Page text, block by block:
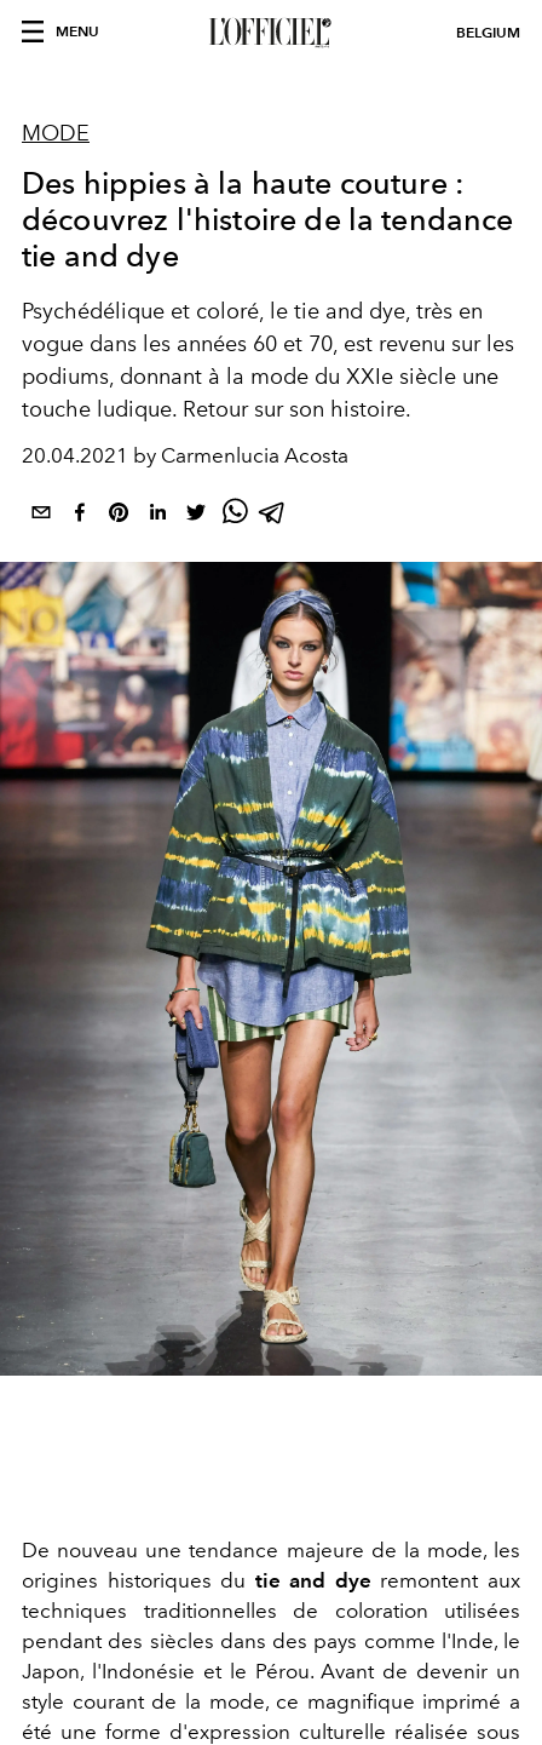
MENU BELGIUM
MODE
Des hippies à la haute couture :
découvrez l'histoire de la tendance
tie and dye
Psychédélique et coloré, le tie and dye, très en
vogue dans les années 60 et 70, est revenu sur les
podiums, donnant à la mode du XXIe siècle une
touche ludique. Retour sur son histoire.
20.04.2021 by Carmenlucia Acosta
De nouveau une tendance majeure de la mode, les
origines historiques du tie and dye remontent aux
techniques traditionnelles de coloration utilisées
pendant des siècles dans des pays comme l'Inde, le
Japon, l'Indonésie et le Pérou. Avant de devenir un
style courant de la mode, ce magnifique imprimé a
été une forme d'expression culturelle réalisée sous